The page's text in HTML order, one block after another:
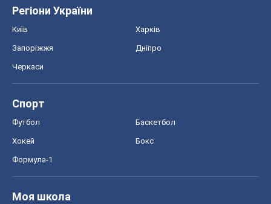
Регіони України
Київ Харків
Запоріжжя Дніпро
Черкаси
Спорт
Футбол Баскетбол
Хокей Бокс
Формула-1
Моя школа